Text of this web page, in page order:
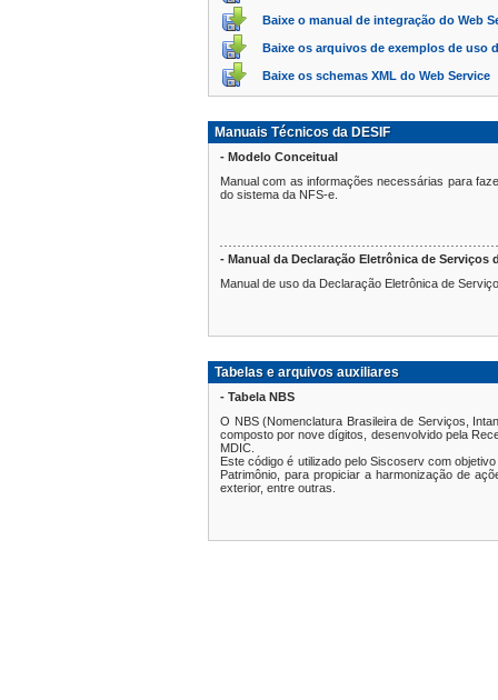
Baixe o manual de integração do Web
Baixe os arquivos de exemplos de uso
Baixe os schemas XML do Web Service
Manuais Técnicos da DESIF
- Modelo Conceitual
Manual com as informações necessárias para
do sistema da NFS-e.
- Manual da Declaração Eletrônica de Serviços
Manual de uso da Declaração Eletrônica de
Tabelas e arquivos auxiliares
- Tabela NBS
O NBS (Nomenclatura Brasileira de Serviços,
composto por nove dígitos, desenvolvido pela
MDIC.
Este código é utilizado pelo Siscoserv com
Patrimônio, para propiciar a harmonização de
exterior, entre outras.